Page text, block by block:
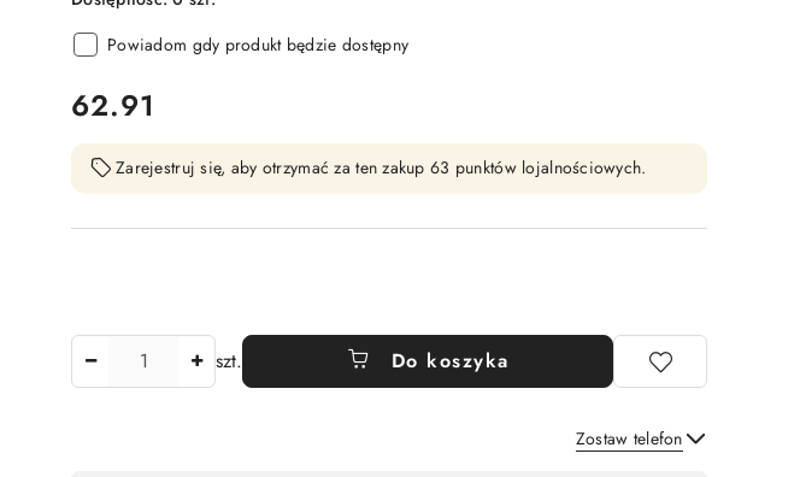
Powiadom gdy produkt będzie dostępny
cena:
62.91
Zarejestruj się, aby otrzymać za ten zakup 63 punktów lojalnościowych.
szt. Do koszyka
Zostaw telefon